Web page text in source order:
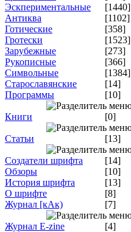
Эскпериментальные
[1440]
Антиква
[1102]
Готические
[358]
Гротески
[1523]
Зарубежные
[273]
Рукописные
[366]
Символьные
[1384]
Старославянские
[14]
Программы
[10]
Книги [0]
Статьи [13]
Создатели шрифта
[14]
Обзоры
[10]
История шрифта
[13]
О шрифте
[8]
Журнал [кАк)
[7]
Журнал E-zine [4]